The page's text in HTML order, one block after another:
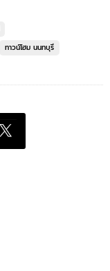
ทาวน์โฮม นนทบุรี